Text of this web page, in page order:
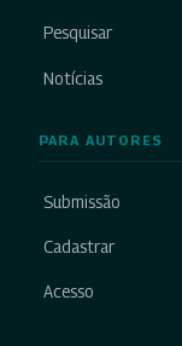
Pesquisar
Notícias
PARA AUTORES
Submissão
Cadastrar
Acesso